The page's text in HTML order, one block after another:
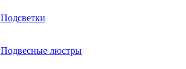
Подсветки
Подвесные люстры